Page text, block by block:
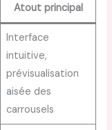
Atout principal
Interface
intuitive,
prévisualisation
aisée des
carrousels